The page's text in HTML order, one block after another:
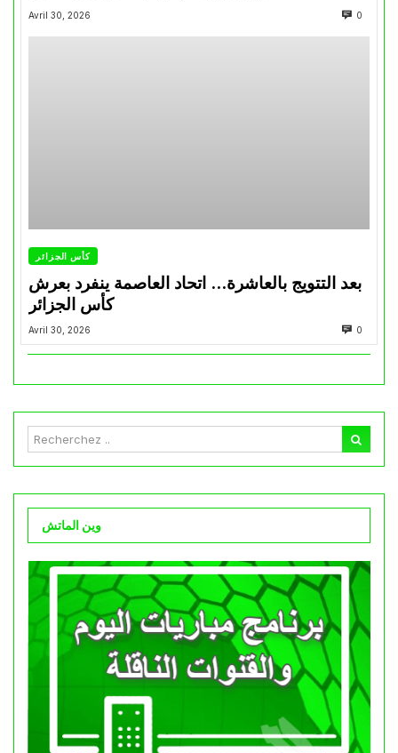
Avril 30, 2026 0
كأس الجزائر
بعد التتويج بالعاشرة… اتحاد العاصمة ينفرد بعرش
كأس الجزائر
Avril 30, 2026 0
وين الماتش